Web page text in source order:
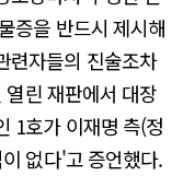
증을 반드시 제시해
련자들의 진술조차
린 재판에서 대장
1호가 이재명 측(정
없다'고 증언했다.